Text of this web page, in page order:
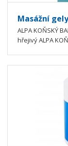
Masážní gely
ALPA KOŇSKÝ
hřejivý ALPA